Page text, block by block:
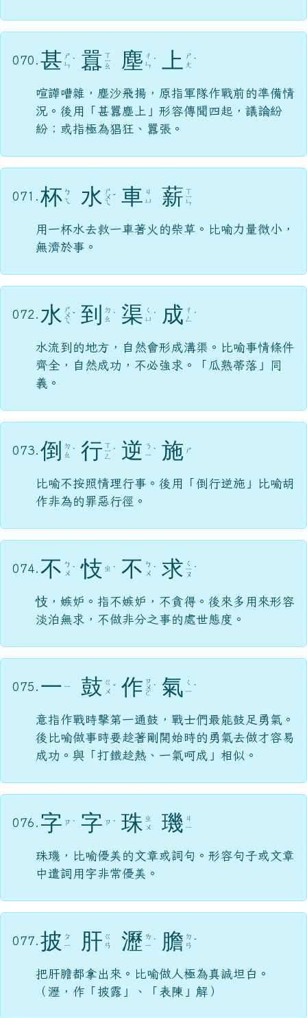
070. 甚 ㄕ
ㄣ ˋ 囂 ㄒ
ㄧ
ㄠ 塵 ㄔ
ㄣ ˊ 上
ㄕ
ㄤ ˋ
喧譁嘈雜，塵沙飛揚，原指軍隊作戰前的準備情
況。後用「甚囂塵上」形容傳聞四起，議論紛
紛；或指極為猖狂、囂張。
071. 杯 ㄅ
ㄟ
水 ㄕ
ㄨ
ㄟ
ˇ 車 ㄐ
ㄩ
薪 ㄒ
ㄧ
ㄣ
用一杯水去救一車著火的柴草。比喻力量微小，
無濟於事。
072. 水 ㄕ
ㄨ
ㄟ
ˇ 到
ㄉ
ㄠ ˋ 渠 ㄑ
ㄩ ˊ 成 ㄔ
ㄥ
ˊ
水流到的地方，自然會形成溝渠。比喻事情條件
齊全，自然成功，不必強求。「瓜熟蒂落」同
義。
073. 倒
ㄉ
ㄠ ˋ 行 ㄒ
ㄧ
ㄥ
ˊ 逆 ㄋ
ㄧ ˋ 施 ㄕ
比喻不按照情理行事。後用「倒行逆施」比喻胡
作非為的罪惡行徑。
074. 不 ㄅ
ㄨ ˋ 忮 ㄓ ˋ 不 ㄅ
ㄨ ˋ 求 ㄑ
ㄧ
ㄡ
ˊ
忮，嫉妒。指不嫉妒，不貪得。後來多用來形容
淡泊無求，不做非分之事的處世態度。
075. 一 ㄧ 鼓 ㄍ
ㄨ ˇ 作 ㄗ
ㄨ
ㄛ
ˋ 氣 ㄑ
ㄧ ˋ
意指作戰時擊第一通鼓，戰士們最能鼓足勇氣。
後比喻做事時要趁著剛開始時的勇氣去做才容易
成功。與「打鐵趁熱、一氣呵成」相似。
076. 字 ㄗ ˋ 字 ㄗ ˋ 珠 ㄓ
ㄨ
璣 ㄐ
ㄧ
珠璣，比喻優美的文章或詞句。形容句子或文章
中遣詞用字非常優美。
077. 披 ㄆ
ㄧ
肝 ㄍ
ㄢ
瀝 ㄌ
ㄧ ˋ 膽 ㄉ
ㄢ ˇ
把肝膽都拿出來。比喻做人極為真誠坦白。
（瀝，作「披露」、「表陳」解）